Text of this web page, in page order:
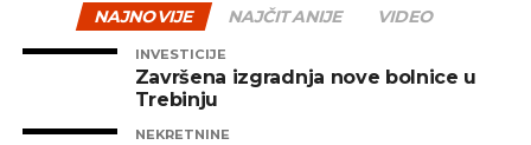
NAJNOVIJE NAJČITANIJE VIDEO
INVESTICIJE
Završena izgradnja nove bolnice u
Trebinju
NEKRETNINE